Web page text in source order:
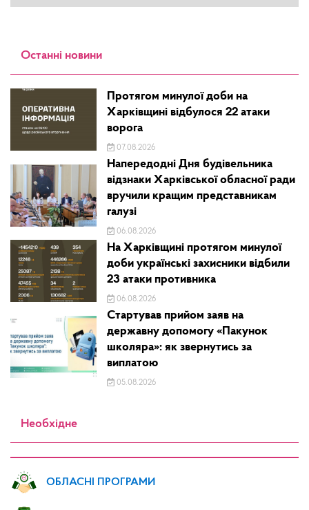
Останні новини
Протягом минулої доби на
Харківщині відбулося 22 атаки
ворога
07.08.2026
Напередодні Дня будівельника
відзнаки Харківської обласної ради
вручили кращим представникам
галузі
06.08.2026
На Харківщині протягом минулої
доби українські захисники відбили
23 атаки противника
06.08.2026
Стартував прийом заяв на
державну допомогу «Пакунок
школяра»: як звернутись за
виплатою
05.08.2026
Необхідне
ОБЛАСНІ ПРОГРАМИ